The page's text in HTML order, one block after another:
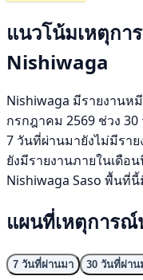
แนวโน้มเหตุก
Nishiwaga
Nishiwaga มีรายงานห
กรกฎาคม 2569 ช่วง
7 วันที่ผ่านมายังไม่มีรา
ยังมีรายงานภายในเดือ
Nishiwaga Saso พื้นที่
แผนที่เหตุการ
7 วันที่ผ่านมา 30 วันที่ผ่าน